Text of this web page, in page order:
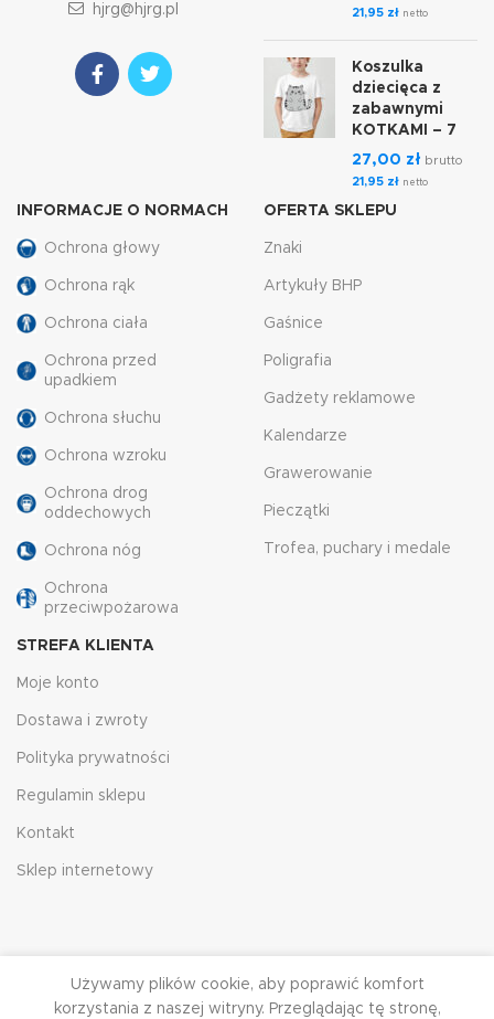
hjrg@hjrg.pl
21,95 zł netto
Koszulka
dziecięca z
zabawnymi
KOTKAMI – 7
27,00 zł brutto
21,95 zł netto
INFORMACJE O NORMACH
Ochrona głowy
Ochrona rąk
Ochrona ciała
Ochrona przed
upadkiem
Ochrona słuchu
Ochrona wzroku
Ochrona drog
oddechowych
Ochrona nóg
Ochrona
przeciwpożarowa
OFERTA SKLEPU
Znaki
Artykuły BHP
Gaśnice
Poligrafia
Gadżety reklamowe
Kalendarze
Grawerowanie
Pieczątki
Trofea, puchary i medale
STREFA KLIENTA
Moje konto
Dostawa i zwroty
Polityka prywatności
Regulamin sklepu
Kontakt
Sklep internetowy
Używamy plików cookie, aby poprawić komfort
korzystania z naszej witryny. Przeglądając tę ​​stronę,